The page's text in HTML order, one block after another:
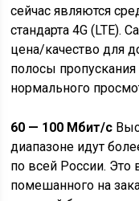
сейчас являются
стандарта 4G (LTE).
цена/качество для
полосы пропускания
нормального
60 — 100 Мбит/с
диапазоне идут
по всей России. Это
помешанного на